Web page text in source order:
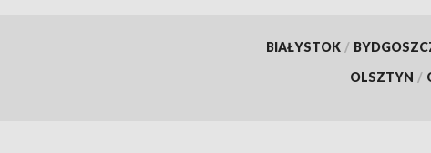
BIAŁYSTOK /
OLSZTYN /